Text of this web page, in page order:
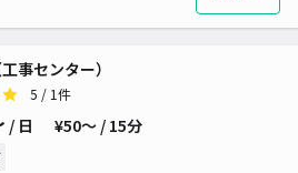
事センター）
5 / 1件
/ 日 ¥50〜 / 15分